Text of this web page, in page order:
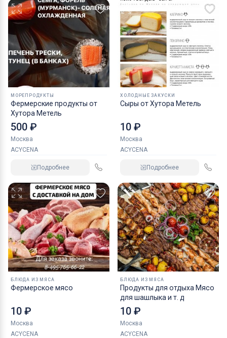
МОРЕПРОДУКТЫ
Фермерские продукты от
Хутора Метель
500 ₽
Москва
ACYCENA
Подробнее
ХОЛОДНЫЕ ЗАКУСКИ
Сыры от Хутора Метель
10 ₽
Москва
ACYCENA
Подробнее
БЛЮДА ИЗ МЯСА
Фермерское мясо
10 ₽
Москва
ACYCENA
БЛЮДА ИЗ МЯСА
Продукты для отдыха Мясо
для шашлыка и т. д
10 ₽
Москва
ACYCENA